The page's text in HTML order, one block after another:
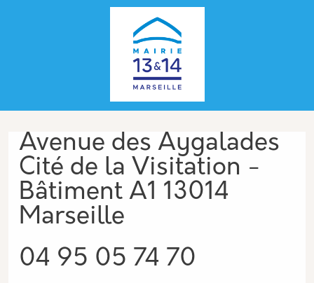
Aller au contenu principal
Adresse
Avenue des Aygalades
Cité de la Visitation -
Bâtiment A1 13014
Marseille
Téléphone
04 95 05 74 70
Panneau de gestion des cookies